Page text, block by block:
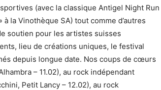
(avec la classique Antigel Night Run
la Vinothèque SA) tout comme d’autres
soutien pour les artistes suisses
lieu de créations uniques, le festival
depuis longue date. Nos coups de cœurs
– 11.02), au rock indépendant
Petit Lancy – 12.02), au rock